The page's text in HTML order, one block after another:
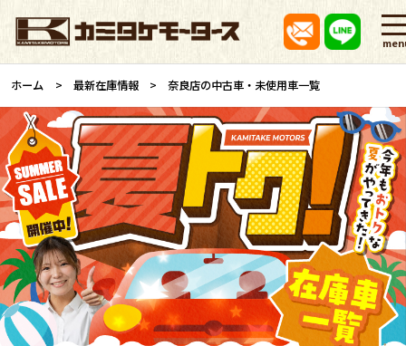
ホーム 最新在庫情報 奈良店の中古車・未使用車一覧